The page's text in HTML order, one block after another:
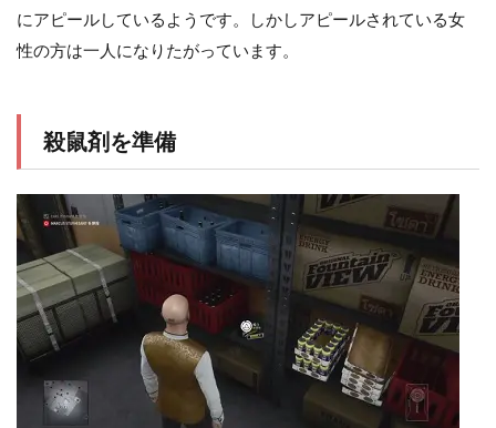
にアピールしているようです。しかしアピールされている女
性の方は一人になりたがっています。
殺鼠剤を準備